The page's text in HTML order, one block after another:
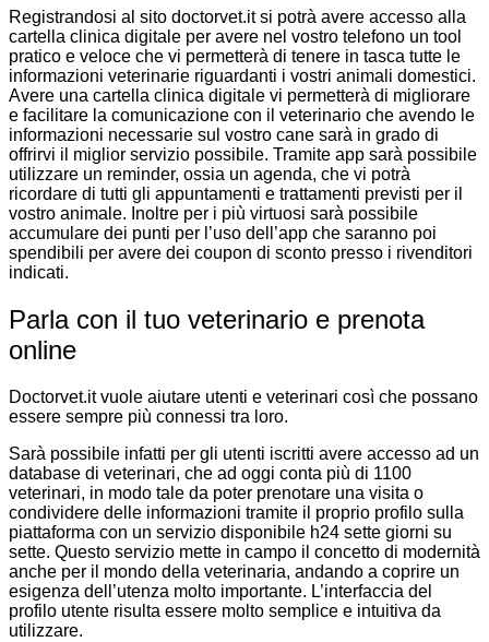
Registrandosi al sito doctorvet.it si potrà avere accesso alla
cartella clinica digitale per avere nel vostro telefono un tool
pratico e veloce che vi permetterà di tenere in tasca tutte le
informazioni veterinarie riguardanti i vostri animali domestici.
Avere una cartella clinica digitale vi permetterà di migliorare
e facilitare la comunicazione con il veterinario che avendo le
informazioni necessarie sul vostro cane sarà in grado di
offrirvi il miglior servizio possibile. Tramite app sarà possibile
utilizzare un reminder, ossia un agenda, che vi potrà
ricordare di tutti gli appuntamenti e trattamenti previsti per il
vostro animale. Inoltre per i più virtuosi sarà possibile
accumulare dei punti per l’uso dell’app che saranno poi
spendibili per avere dei coupon di sconto presso i rivenditori
indicati.
Parla con il tuo veterinario e prenota
online
Doctorvet.it vuole aiutare utenti e veterinari così che possano
essere sempre più connessi tra loro.
Sarà possibile infatti per gli utenti iscritti avere accesso ad un
database di veterinari, che ad oggi conta più di 1100
veterinari, in modo tale da poter prenotare una visita o
condividere delle informazioni tramite il proprio profilo sulla
piattaforma con un servizio disponibile h24 sette giorni su
sette. Questo servizio mette in campo il concetto di modernità
anche per il mondo della veterinaria, andando a coprire un
esigenza dell’utenza molto importante. L’interfaccia del
profilo utente risulta essere molto semplice e intuitiva da
utilizzare.